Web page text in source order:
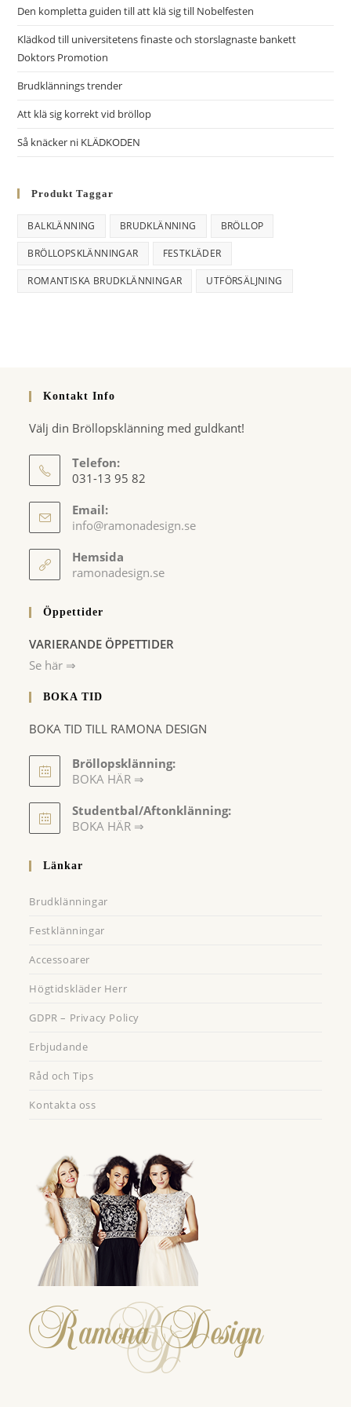
a
t
i
v
:
Den kompletta guiden till att klä sig till Nobelfesten
Klädkod till universitetens finaste och storslagnaste bankett
Doktors Promotion
Brudklännings trender
Att klä sig korrekt vid bröllop
Så knäcker ni KLÄDKODEN
Produkt Taggar
BALKLÄNNING BRUDKLÄNNING BRÖLLOP
BRÖLLOPSKLÄNNINGAR FESTKLÄDER
ROMANTISKA BRUDKLÄNNINGAR UTFÖRSÄLJNING
Kontakt Info
Välj din Bröllopsklänning med guldkant!
Telefon:
031-13 95 82
Email:
info@ramonadesign.seOpens
Hemsida
ramonadesign.se
Öppettider
VARIERANDE ÖPPETTIDER
Se här ⇒
BOKA TID
BOKA TID TILL RAMONA DESIGN
Bröllopsklänning:
BOKA HÄR ⇒
in
a
tab
Studentbal/Aftonklänning:
BOKA HÄR ⇒
Länkar
Brudklänningar
Festklänningar
Accessoarer
Högtidskläder Herr
GDPR – Privacy Policy
Erbjudande
Råd och Tips
Kontakta oss